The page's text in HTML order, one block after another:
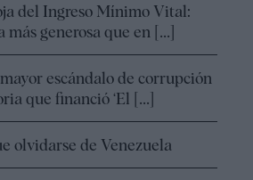
del Ingreso Mínimo Vital:
más generosa que en [...]
escándalo de corrupción
que financió ‘El [...]
olvidarse de Venezuela